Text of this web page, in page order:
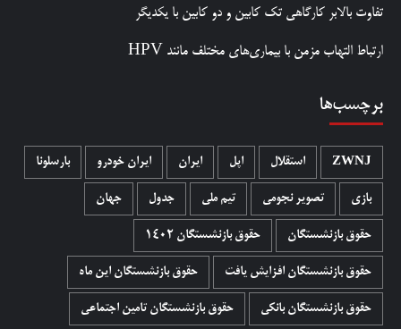
تفاوت بالابر کارگاهی تک کابین و دو کابین با یکدیگر
ارتباط التهاب مزمن با بیماری‌های مختلف مانند HPV
برچسب‌ها
ZWNJ استقلال اپل ایران ایران خودرو بارسلونا
بازی تصویر نجومی تیم ملی جدول جهان
حقوق بازنشستگان حقوق بازنشستگان 1402
حقوق بازنشستگان افزایش یافت حقوق بازنشستگان این ماه
حقوق بازنشستگان بانکی حقوق بازنشستگان تامین اجتماعی